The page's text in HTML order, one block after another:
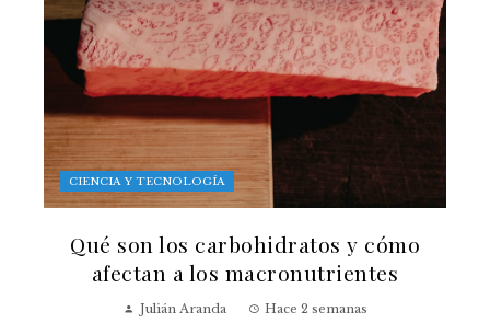
CIENCIA Y TECNOLOGÍA
Qué son los carbohidratos y cómo
afectan a los macronutrientes
Julián Aranda Hace 2 semanas